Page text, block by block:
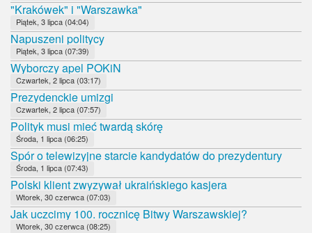
"Krakówek" i "Warszawka"
Piątek, 3 lipca (04:04)
Napuszeni politycy
Piątek, 3 lipca (07:39)
Wyborczy apel POKiN
Czwartek, 2 lipca (03:17)
Prezydenckie umizgi
Czwartek, 2 lipca (07:57)
Polityk musi mieć twardą skórę
Środa, 1 lipca (06:25)
Spór o telewizyjne starcie kandydatów do prezydentury
Środa, 1 lipca (07:43)
Polski klient zwyzywał ukraińskiego kasjera
Wtorek, 30 czerwca (07:03)
Jak uczcimy 100. rocznicę Bitwy Warszawskiej?
Wtorek, 30 czerwca (08:25)